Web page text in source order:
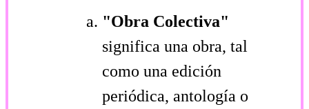
"Obra Colectiva"
significa una obra, tal
como una edición
periódica, antología o